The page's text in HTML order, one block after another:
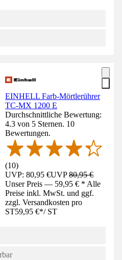
EINHELL Farb-Mörtlerührer
TC-MX 1200 E
Durchschnittliche Bewertung:
4.3 von 5 Sternen. 10
Bewertungen.
(10)
UVP: 80,95 €UVP80,95 €
Unser Preis — 59,95 € * Alle
Preise inkl. MwSt. und ggf.
zzgl. Versandkosten pro
ST59,95 €*/ ST